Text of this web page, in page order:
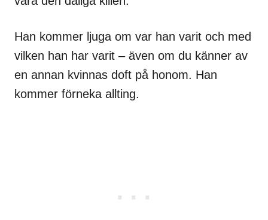
Han kommer ljuga om var han varit och med
vilken han har varit – även om du känner av
en annan kvinnas doft på honom. Han
kommer förneka allting.